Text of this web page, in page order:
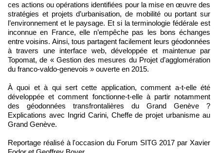
ces actions ou opérations identifiées pour la mise en œuvre des
stratégies et projets d’urbanisation, de mobilité ou portant sur
l’environnement et le paysage. Et si la terminologie fédérale est
inconnue en France, elle n’empêche pas les bons échanges
entre voisins. Ainsi, tous partagent facilement leurs géodonnées
à travers une interface web, développée et maintenue par
Topomat, de « Gestion des mesures du Projet d’agglomération
du franco-valdo-genevois » ouverte en 2015.
À quoi et à qui sert cette application, comment a-t-elle été
développée et comment fonctionne-t-elle à partir notamment
des géodonnées transfrontalières du Grand Genève ?
Explications avec Ingrid Carini, Cheffe de projet urbanisme au
Grand Genève.
Reportage réalisé à l'occasion du Forum SITG 2017 par Xavier